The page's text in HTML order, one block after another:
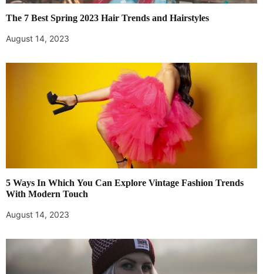
The 7 Best Spring 2023 Hair Trends and Hairstyles
August 14, 2023
5 Ways In Which You Can Explore Vintage Fashion Trends
With Modern Touch
August 14, 2023